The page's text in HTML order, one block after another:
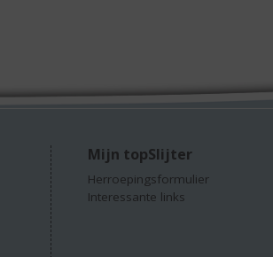
Mijn topSlijter
Herroepingsformulier
Interessante links